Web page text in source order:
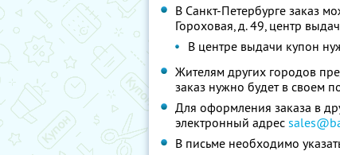
В Санкт-Петербурге заказ
Гороховая, д. 49, центр
В центре выдачи купон
Жителям других городов
заказ нужно будет в своем
Для оформления заказа в
электронный адрес
В письме необходимо